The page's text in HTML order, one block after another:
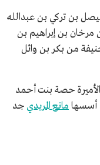
بن تركي بن عبدالله
بن إبراهيم بن
من بكر بن وائل
حصة بنت أحمد
أسسها مانع المريدي جد